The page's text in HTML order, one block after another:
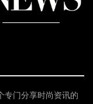
专门分享时尚资讯的